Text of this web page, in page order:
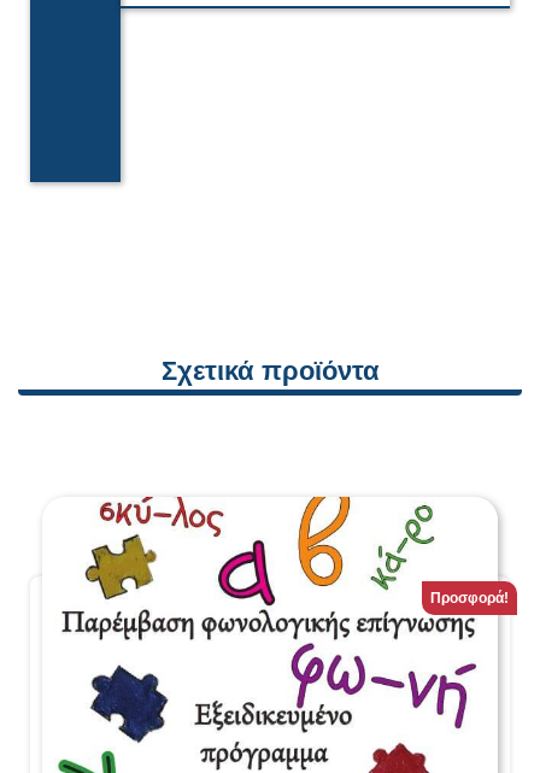
Σχετικά προϊόντα
Προσφορά!